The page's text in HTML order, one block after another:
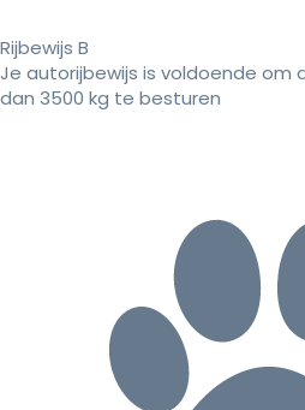
Rijbewijs B
Je autorijbewijs is voldoende om
dan 3500 kg te besturen